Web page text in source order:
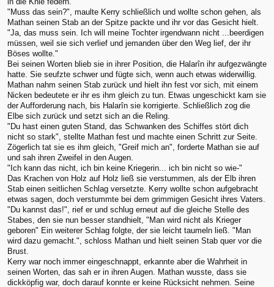
"Muss das sein?", maulte Kerry schließlich und wollte schon gehen, als
Mathan seinen Stab an der Spitze packte und ihr vor das Gesicht hielt.
"Ja, das muss sein. Ich will meine Tochter irgendwann nicht ...beerdigen
müssen, weil sie sich verlief und jemanden über den Weg lief, der ihr
Böses wollte."
Bei seinen Worten blieb sie in ihrer Position, die Halarîn ihr aufgezwängte
hatte. Sie seufzte schwer und fügte sich, wenn auch etwas widerwillig.
Mathan nahm seinen Stab zurück und hielt ihn fest vor sich, mit einem
Nicken bedeutete er ihr es ihm gleich zu tun. Etwas ungeschickt kam sie
der Aufforderung nach, bis Halarîn sie korrigierte. Schließlich zog die
Elbe sich zurück und setzt sich an die Reling.
"Du hast einen guten Stand, das Schwanken des Schiffes stört dich
nicht so stark", stellte Mathan fest und machte einen Schritt zur Seite.
Zögerlich tat sie es ihm gleich, "Greif mich an", forderte Mathan sie auf
und sah ihren Zweifel in den Augen.
"Ich kann das nicht, ich bin keine Kriegerin... ich bin nicht so wie-"
Das Krachen von Holz auf Holz ließ sie verstummen, als der Elb ihren
Stab einen seitlichen Schlag versetzte. Kerry wollte schon aufgebracht
etwas sagen, doch verstummte bei dem grimmigen Gesicht ihres Vaters.
"Du kannst das!", rief er und schlug erneut auf die gleiche Stelle des
Stabes, den sie nun besser standhielt, "Man wird nicht als Krieger
geboren" Ein weiterer Schlag folgte, der sie leicht taumeln ließ. "Man
wird dazu gemacht.", schloss Mathan und hielt seinen Stab quer vor die
Brust.
Kerry war noch immer eingeschnappt, erkannte aber die Wahrheit in
seinen Worten, das sah er in ihren Augen. Mathan wusste, dass sie
dickköpfig war, doch darauf konnte er keine Rücksicht nehmen. Seine